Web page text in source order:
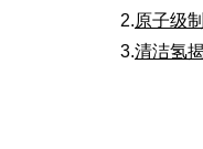
2.原子级
3.清洁氢